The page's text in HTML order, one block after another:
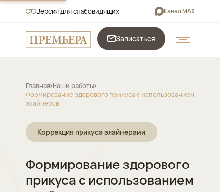
Версия для слабовидящих Канал MAX
Записаться
Главная Наши работы
Формирование здорового прикуса с использованием
элайнеров
Коррекция прикуса элайнерами
Формирование здорового
прикуса с использованием